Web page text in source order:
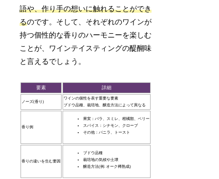
語や、作り手の想いに触れることができ
るのです。そして、それぞれのワインが
持つ個性的な香りのハーモニーを楽しむ
ことが、ワインテイスティングの醍醐味
と言えるでしょう。
要素 詳細
ノーズ(香り)
ワインの個性を表す重要な要素
ブドウ品種、栽培地、醸造方法によって異なる
香り例
果実：バラ、スミレ、柑橘類、ベリー
スパイス：シナモン、クローブ
その他：バニラ、トースト
香りの違いを生む要因
ブドウ品種
栽培地の気候や土壌
醸造方法(例: オーク樽熟成)